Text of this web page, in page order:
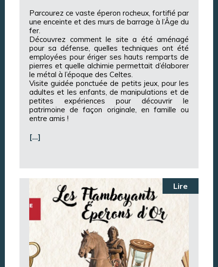
Parcourez ce vaste éperon rocheux, fortifié par
une enceinte et des murs de barrage à l’Âge du
fer.
Découvrez comment le site a été aménagé
pour sa défense, quelles techniques ont été
employées pour ériger ses hauts remparts de
pierres et quelle alchimie permettait d’élaborer
le métal à l’époque des Celtes.
Visite guidée ponctuée de petits jeux, pour les
adultes et les enfants, de manipulations et de
petites expériences pour découvrir le
patrimoine de façon originale, en famille ou
entre amis !
[…]
Lire